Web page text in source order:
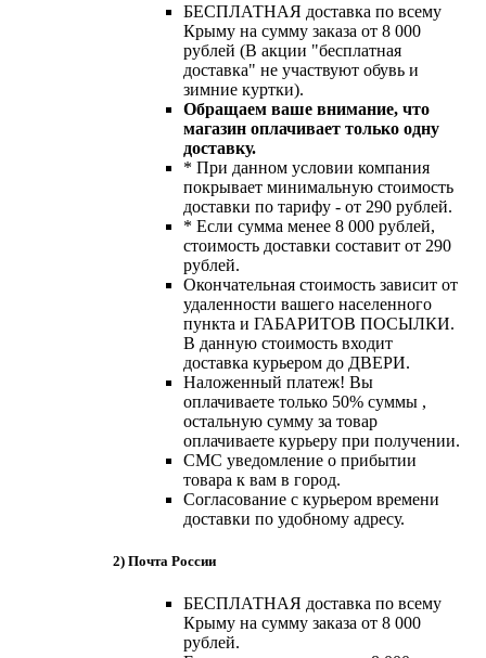
БЕСПЛАТНАЯ доставка по всему
Крыму на сумму заказа от 8 000
рублей (В акции "бесплатная
доставка" не участвуют обувь и
зимние куртки).
Обращаем ваше внимание, что
магазин оплачивает только одну
доставку.
* При данном условии компания
покрывает минимальную стоимость
доставки по тарифу - от 290 рублей.
* Если сумма менее 8 000 рублей,
стоимость доставки составит от 290
рублей.
Окончательная стоимость зависит от
удаленности вашего населенного
пункта и ГАБАРИТОВ ПОСЫЛКИ.
В данную стоимость входит
доставка курьером до ДВЕРИ.
Наложенный платеж! Вы
оплачиваете только 50% суммы ,
остальную сумму за товар
оплачиваете курьеру при получении.
СМС уведомление о прибытии
товара к вам в город.
Согласование с курьером времени
доставки по удобному адресу.
2) Почта России
БЕСПЛАТНАЯ доставка по всему
Крыму на сумму заказа от 8 000
рублей.